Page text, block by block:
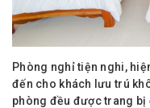
Phòng nghỉ tiện nghi,
đến cho khách lưu trú
phòng đều được trang bị